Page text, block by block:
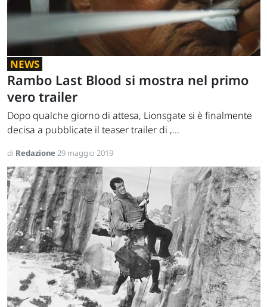
NEWS
Rambo Last Blood si mostra nel primo
vero trailer
Dopo qualche giorno di attesa, Lionsgate si è finalmente
decisa a pubblicate il teaser trailer di ,...
di Redazione29 maggio 2019